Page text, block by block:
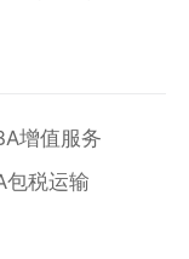
增值服务
包税运输